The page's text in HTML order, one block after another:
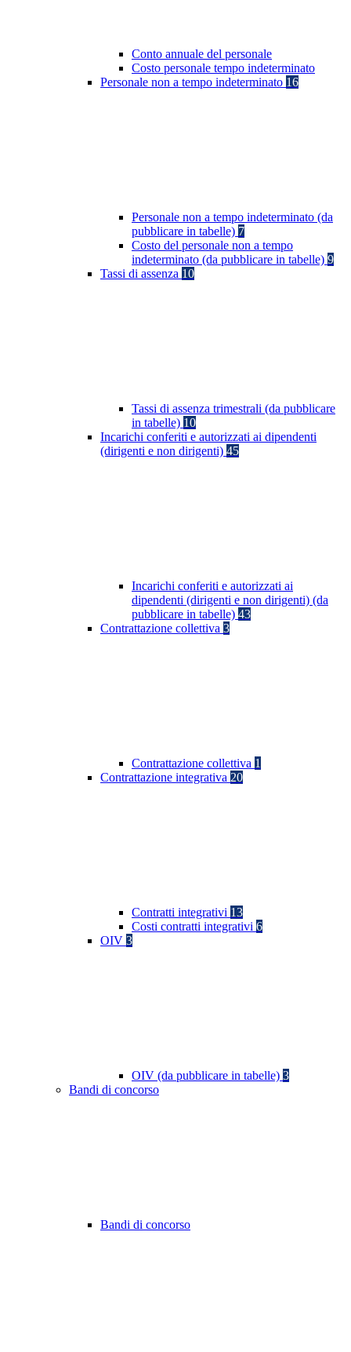
Conto annuale del personale
Costo personale tempo indeterminato
Personale non a tempo indeterminato 16
Personale non a tempo indeterminato (da
pubblicare in tabelle) 7
Costo del personale non a tempo
indeterminato (da pubblicare in tabelle) 9
Tassi di assenza 10
Tassi di assenza trimestrali (da pubblicare
in tabelle) 10
Incarichi conferiti e autorizzati ai dipendenti
(dirigenti e non dirigenti) 45
Incarichi conferiti e autorizzati ai
dipendenti (dirigenti e non dirigenti) (da
pubblicare in tabelle) 43
Contrattazione collettiva 3
Contrattazione collettiva 1
Contrattazione integrativa 20
Contratti integrativi 13
Costi contratti integrativi 6
OIV 3
OIV (da pubblicare in tabelle) 3
Bandi di concorso
Bandi di concorso